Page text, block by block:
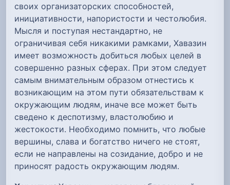
своих организаторских способностей,
инициативности, напористости и честолюбия.
Мысля и поступая нестандартно, не
ограничивая себя никакими рамками, Хавазин
имеет возможность добиться любых целей в
совершенно разных сферах. При этом следует
самым внимательным образом отнестись к
возникающим на этом пути обязательствам к
окружающим людям, иначе все может быть
сведено к деспотизму, властолюбию и
жестокости. Необходимо помнить, что любые
вершины, слава и богатство ничего не стоят,
если не направлены на созидание, добро и не
приносят радость окружающим людям.